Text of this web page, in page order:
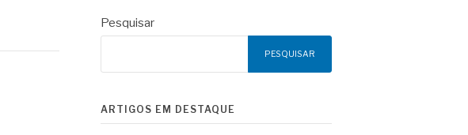
Pesquisar
PESQUISAR
ARTIGOS EM DESTAQUE